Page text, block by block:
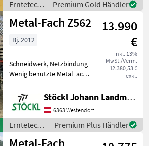
Schwenkrad -Folienbreite
500 und 750 mm
Erntetechnik
Grünland /
Metal-Fach
Premium Gold Händler
Metal-Fach Z562
13.990
€
inkl. 13%
MwSt./Verm.
12.380,53 €
exkl.
Bj. 2012
Schneidwerk, Netzbindung
Wenig benutzte MetalFach
Schneidwerk, Netzbindung,
breites Pickup, ca. 1500
Ballen gepresst, (B)
Erntetechnik Grünland
Stöckl Johann Landmaschinen GesmbH & Co KG
6363 Westendorf
Erntetechnik
Grünland /
Premium Plus Händler
Metal-Fach